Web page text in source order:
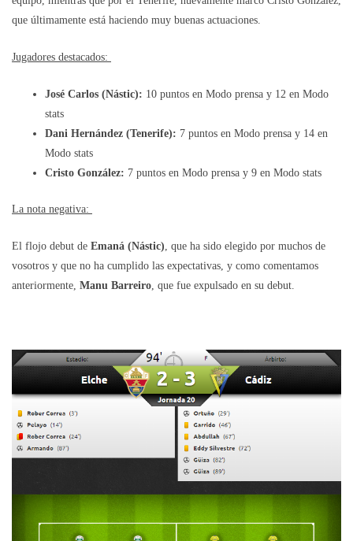
que últimamente está haciendo muy buenas actuaciones.
Jugadores destacados:
José Carlos (Nástic): 10 puntos en Modo prensa y 12 en Modo
stats
Dani Hernández (Tenerife): 7 puntos en Modo prensa y 14 en
Modo stats
Cristo González: 7 puntos en Modo prensa y 9 en Modo stats
La nota negativa:
El flojo debut de Emaná (Nástic), que ha sido elegido por muchos de
vosotros y que no ha cumplido las expectativas, y como comentamos
anteriormente, Manu Barreiro, que fue expulsado en su debut.